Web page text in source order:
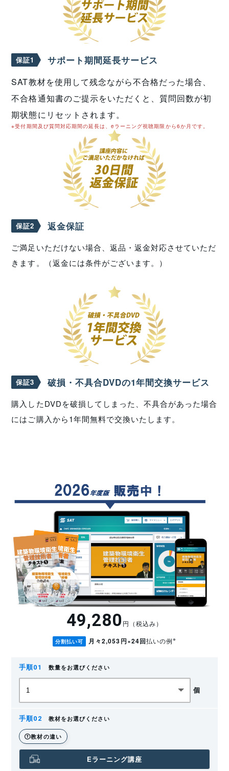
保証1 サポート期間延長サービス
SAT教材を使用して残念ながら不合格だった場合、
不合格通知書のご提示をいただくと、質問回数が初
期状態にリセットされます。
※受付期間及び質問対応期間の延長は、eラーニング視聴期限から6か月です。
保証2 返金保証
ご満足いただけない場合、返品・返金対応させていただ
きます。（返金には条件がございます。）
保証3 破損・不具合DVDの1年間交換サービス
購入したDVDを破損してしまった、不具合があった場合
にはご購入から1年間無料で交換いたします。
49,280 円（税込み）
分割払い可 月々2,053円×24回払いの例※
数量をお選びください
個
教材をお選びください
教材の違い
Eラーニング講座